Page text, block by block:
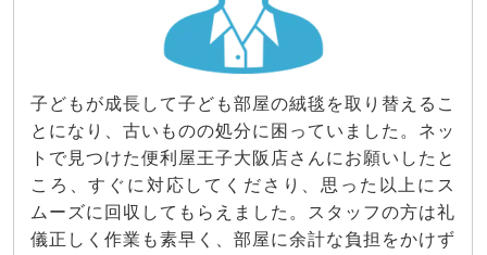
子どもが成長して子ども部屋の絨毯を取り替えるこ
とになり、古いものの処分に困っていました。ネッ
トで見つけた便利屋王子大阪店さんにお願いしたと
ころ、すぐに対応してくださり、思った以上にス
ムーズに回収してもらえました。スタッフの方は礼
儀正しく作業も素早く、部屋に余計な負担をかけず